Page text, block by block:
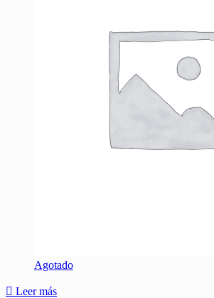
Agotado
Leer más